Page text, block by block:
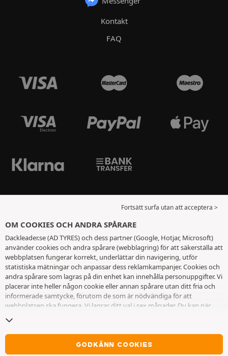
Kontakt
FAQ
Fortsätt surfa utan att acceptera >
OM COOKIES OCH ANDRA SPÅRARE
Dackleader.se (AD TYRES) och dess partner (Google, Hotjar, Microsoft)
använder cookies och andra spårare (webblagring) för att säkerställa att
webbplatsen fungerar korrekt, underlättar din navigering, utför
statistiska mätningar och anpassar dess reklamkampanjer. Cookies och
andra spårare som lagras på din enhet kan innehålla personuppgifter. Vi
placerar inte heller någon cookie eller annan spårare utan ditt fria och
informerade samtycke, förutom de som är nödvändiga för att
webbplatsen ska fungera. Vi lagrar ditt val i sex månader. Du kan när
andra spårare
cookies eller andra spårare. Vägran hindrar inte tillgång till tjänsterna
AD TYRES. För ytterligare information hänvisar vi till
och andra spårare.
GODKÄNN COOKIES